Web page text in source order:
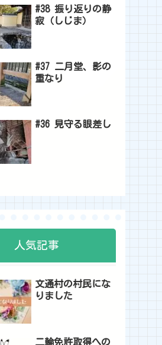
#38 振り返りの静
寂（しじま）
#37 二月堂、影の
重なり
#36 見守る眼差し
人気記事
文通村の村民にな
りました
二輪免許取得への